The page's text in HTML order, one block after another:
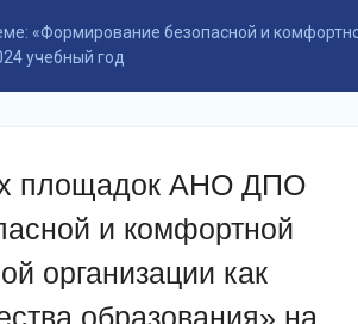
«Формирование безопасной и
учебный год
площадок АНО ДПО
и комфортной
организации как
образования» на